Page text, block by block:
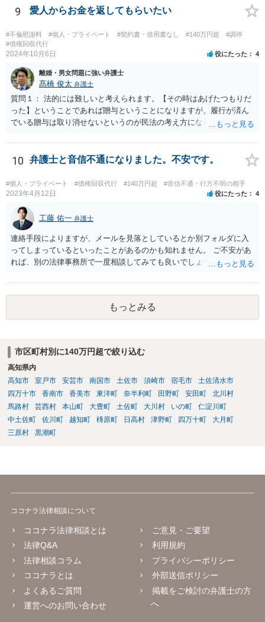
ことができます。まずは、弁護士に相談をすることから初めて頂いた
方が良いかと思います。
9 愛人からお金を返してもらいたい
#不倫慰謝料 #個人・プライベート #契約書・借用書なし #140万円超
#調停
#債権回収代行
2024年10月6日 役にたった 4
離婚・男女問題に強い弁護士
髙橋 俊太 弁護士
質問１： 法的には難しいと考えられます。【その時はあげたつもりだ
った】ということであれば贈与ということになりますが、履行が済ん
でいる贈与は取り消せないというのが民法の考え方になります。（な
あった場合に意味が生じる議論だと思われます。） 質問２： 調停申立
てをすること自体は可能ですが、相手方が調停に出席して話し合いに
３： 仮に裁判になったとしても、口論中の発言で合意成立が認定され
ることは考え難いと思われます。
10 弁護士と音信不通になりました。不安です。
#個人・プライベート #債権回収代行 #140万円超 #音信不通・行方不明の相手
2023年4月12日 役にたった 4
工藤 佑一 弁護士
連絡手段によりますが、メールを見落としているとか別フォルダに入
ってしまっているといったことがあるのかも知れません。 ご不安があ
れば、別の法律事務所で一度相談してみても良いでしょう。
もっとみる
市区町村別に140万円超で絞り込む
高知県内
高知市
室戸市 安芸市 南国市 土佐市 須崎市 宿毛市
土佐清水市
四万十市
香南市 香美市 東洋町 奈半利町 田野町 安田町
北川村
馬路村
芸西村 本山町 大豊町 土佐町 大川村 いの町
仁淀川町
中土佐町
佐川町 越知町 梼原町 日高村 津野町 四万十町
大月町
三原村
黒潮町
ココナラ法律相談について
ココナラ法律相談とは
法律Q&A
法律相談コラム
ココナラとは
よくあるご質問
運営へのお問い合わせ
ご意見・ご要望
利用規約
プライバシーポリシー
外部送信ポリシー
掲載をご検討の弁護士の方
へ